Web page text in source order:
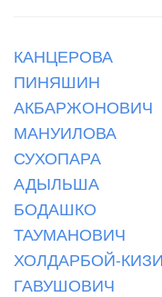
КАНЦЕРОВА
ПИНЯШИН
АКБАРЖОНОВИЧ
МАНУИЛОВА
СУХОПАРА
АДЫЛЬША
БОДАШКО
ТАУМАНОВИЧ
ХОЛДАРБОЙ-КИЗИ
ГАВУШОВИЧ